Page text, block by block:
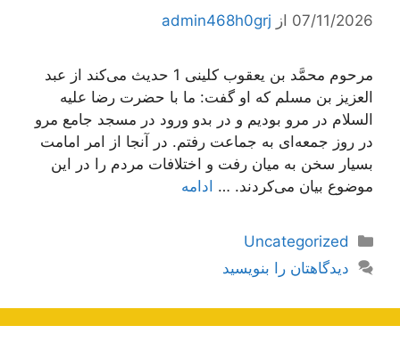
07/11/2026 از admin468h0grj
مرحوم محمَّد بن يعقوب كلينى 1 حديث مى‌كند از عبد
العزيز بن مسلم كه او گفت: ما با حضرت رضا علیه
السلام در مرو بوديم و در بدو ورود در مسجد جامع مرو
در روز جمعه‌اى به جماعت‌ رفتم. در آنجا از امر امامت
بسيار سخن به ميان رفت و اختلافات مردم را در اين
موضوع بيان مى‌كردند. … ادامه
دسته‌ها
Uncategorized
دیدگاهتان را بنویسید